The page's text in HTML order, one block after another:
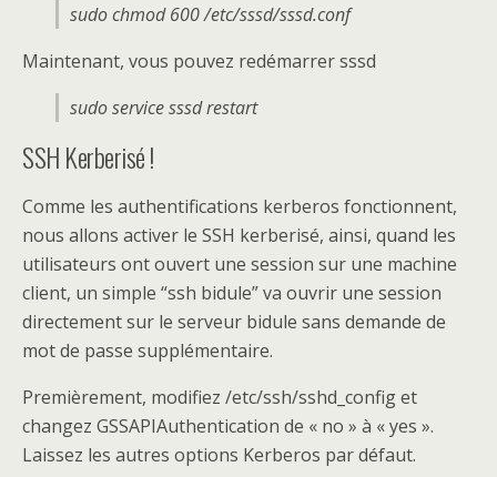
sudo chmod 600 /etc/sssd/sssd.conf
Maintenant, vous pouvez redémarrer sssd
sudo service sssd restart
SSH Kerberisé !
Comme les authentifications kerberos fonctionnent,
nous allons activer le SSH kerberisé, ainsi, quand les
utilisateurs ont ouvert une session sur une machine
client, un simple “ssh bidule” va ouvrir une session
directement sur le serveur bidule sans demande de
mot de passe supplémentaire.
Premièrement, modifiez /etc/ssh/sshd_config et
changez GSSAPIAuthentication de « no » à « yes ».
Laissez les autres options Kerberos par défaut.